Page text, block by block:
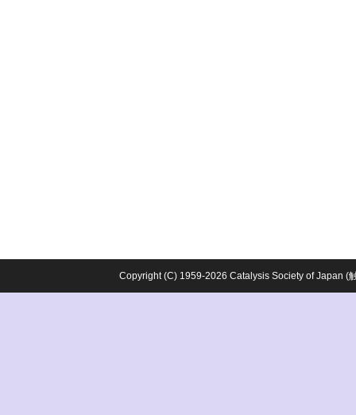
Copyright (C) 1959-2026 Catalysis Society of Japan (